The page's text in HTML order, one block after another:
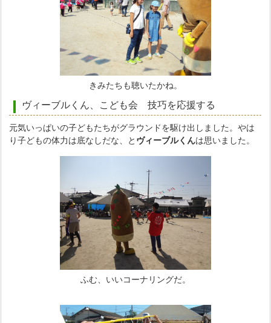
きみたちも聴いたかね。
ヴィーブルくん、こども会 技巧を応援する
元気いっぱいの子どもたちがグラウンドを駆け出しました。やは
り子どもの体力は底なしだな、と ヴィーブルくんは思いました。
ふむ、いいコーナリングだ。